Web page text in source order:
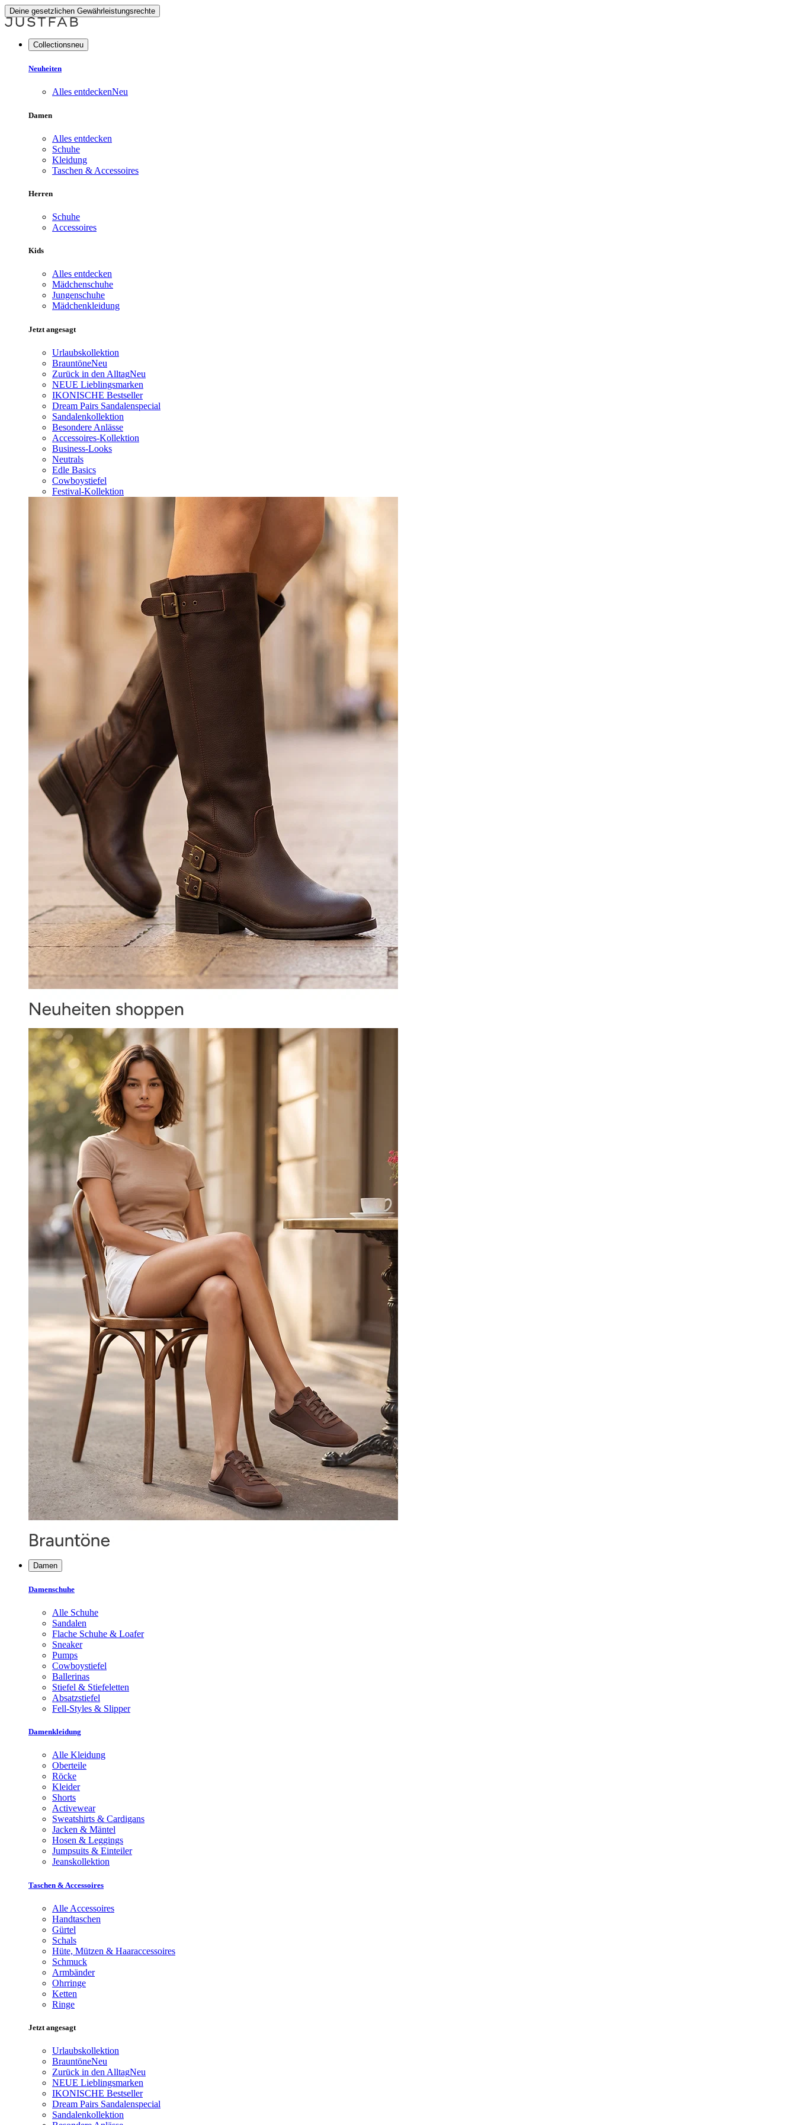
Deine gesetzlichen Gewährleistungsrechte
Collectionsneu
Neuheiten
Alles entdeckenNeu
Damen
Alles entdecken
Schuhe
Kleidung
Taschen & Accessoires
Herren
Schuhe
Accessoires
Kids
Alles entdecken
Mädchenschuhe
Jungenschuhe
Mädchenkleidung
Jetzt angesagt
Urlaubskollektion
BrauntöneNeu
Zurück in den AlltagNeu
NEUE Lieblingsmarken
IKONISCHE Bestseller
Dream Pairs Sandalenspecial
Sandalenkollektion
Besondere Anlässe
Accessoires-Kollektion
Business-Looks
Neutrals
Edle Basics
Cowboystiefel
Festival-Kollektion
Damen
Damenschuhe
Alle Schuhe
Sandalen
Flache Schuhe & Loafer
Sneaker
Pumps
Cowboystiefel
Ballerinas
Stiefel & Stiefeletten
Absatzstiefel
Fell-Styles & Slipper
Damenkleidung
Alle Kleidung
Oberteile
Röcke
Kleider
Shorts
Activewear
Sweatshirts & Cardigans
Jacken & Mäntel
Hosen & Leggings
Jumpsuits & Einteiler
Jeanskollektion
Taschen & Accessoires
Alle Accessoires
Handtaschen
Gürtel
Schals
Hüte, Mützen & Haaraccessoires
Schmuck
Armbänder
Ohrringe
Ketten
Ringe
Jetzt angesagt
Urlaubskollektion
BrauntöneNeu
Zurück in den AlltagNeu
NEUE Lieblingsmarken
IKONISCHE Bestseller
Dream Pairs Sandalenspecial
Sandalenkollektion